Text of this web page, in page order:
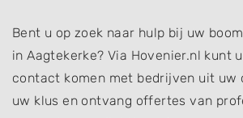
Bent u op zoek naar hulp bij uw
in Aagtekerke? Via Hovenier.nl kunt
contact komen met bedrijven uit uw
uw klus en ontvang offertes van